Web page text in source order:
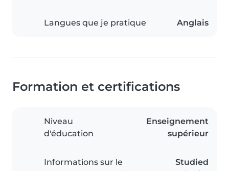
Langues que je pratique Anglais
Formation et certifications
Niveau
d'éducation
Enseignement
supérieur
Informations sur le
Studied